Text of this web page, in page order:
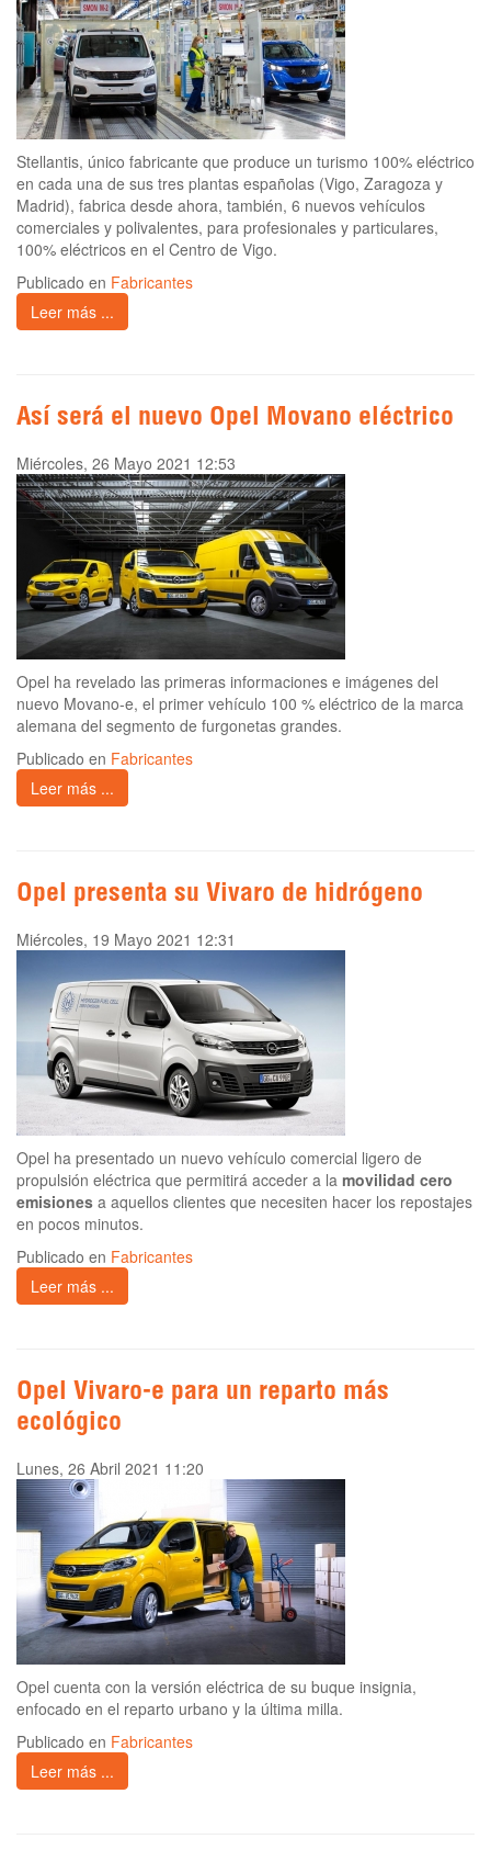
Stellantis, único fabricante que produce un turismo 100% eléctrico
en cada una de sus tres plantas españolas (Vigo, Zaragoza y
Madrid), fabrica desde ahora, también, 6 nuevos vehículos
comerciales y polivalentes, para profesionales y particulares,
100% eléctricos en el Centro de Vigo.
Publicado en Fabricantes
Leer más ...
Así será el nuevo Opel Movano eléctrico
Miércoles, 26 Mayo 2021 12:53
Opel ha revelado las primeras informaciones e imágenes del
nuevo Movano-e, el primer vehículo 100 % eléctrico de la marca
alemana del segmento de furgonetas grandes.
Publicado en Fabricantes
Leer más ...
Opel presenta su Vivaro de hidrógeno
Miércoles, 19 Mayo 2021 12:31
Opel ha presentado un nuevo vehículo comercial ligero de
propulsión eléctrica que permitirá acceder a la movilidad cero
emisiones a aquellos clientes que necesiten hacer los repostajes
en pocos minutos.
Publicado en Fabricantes
Leer más ...
Opel Vivaro-e para un reparto más
ecológico
Lunes, 26 Abril 2021 11:20
Opel cuenta con la versión eléctrica de su buque insignia,
enfocado en el reparto urbano y la última milla.
Publicado en Fabricantes
Leer más ...